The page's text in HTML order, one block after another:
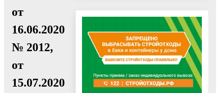
от
16.06.2020
№ 2012,
от
15.07.2020